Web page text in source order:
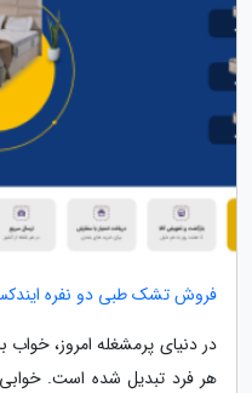
فروش تشک طبی دو نفره
در دنیای پرمشغله امروز، خواب
هر فرد تبدیل شده است. خوابی